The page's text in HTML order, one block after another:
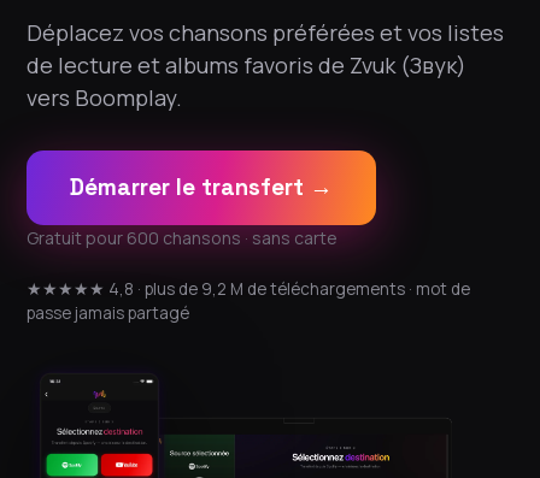
Déplacez vos chansons préférées et vos listes
de lecture et albums favoris de Zvuk (Звук)
vers Boomplay.
Démarrer le transfert →
Gratuit pour 600 chansons · sans carte
★★★★★ 4,8 · plus de 9,2 M de téléchargements · mot de
passe jamais partagé